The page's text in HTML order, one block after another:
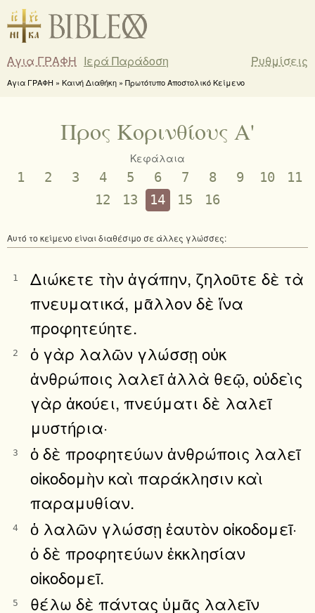
Αγια ΓΡΑΦΗ Ιερά Παράδοση Ρυθμίσεις
Αγια ΓΡΑΦΗ » Καινή Διαθήκη » Πρωτότυπο Αποστολικό Κείμενο
Προς Κορινθίους Α'
Κεφάλαια
1 2 3 4 5 6 7 8 9 10
11
12
13 14 15 16
Αυτό το κείμενο είναι διαθέσιμο σε άλλες γλώσσες:
1
Διώκετε τὴν ἀγάπην, ζηλοῦτε δὲ τὰ
πνευματικά, μᾶλλον δὲ ἵνα
προφητεύητε.
2
ὁ γὰρ λαλῶν γλώσσῃ οὐκ
ἀνθρώποις λαλεῖ ἀλλὰ θεῷ, οὐδεὶς
γὰρ ἀκούει, πνεύματι δὲ λαλεῖ
μυστήρια·
3
ὁ δὲ προφητεύων ἀνθρώποις λαλεῖ
οἰκοδομὴν καὶ παράκλησιν καὶ
παραμυθίαν.
4
ὁ λαλῶν γλώσσῃ ἑαυτὸν οἰκοδομεῖ·
ὁ δὲ προφητεύων ἐκκλησίαν
οἰκοδομεῖ.
5
θέλω δὲ πάντας ὑμᾶς λαλεῖν